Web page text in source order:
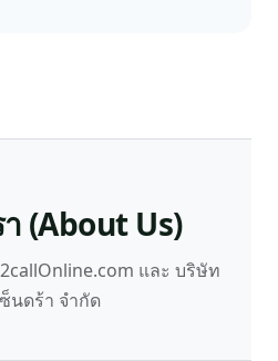
า (About Us)
และ บริษัท
นดร้า จำกัด